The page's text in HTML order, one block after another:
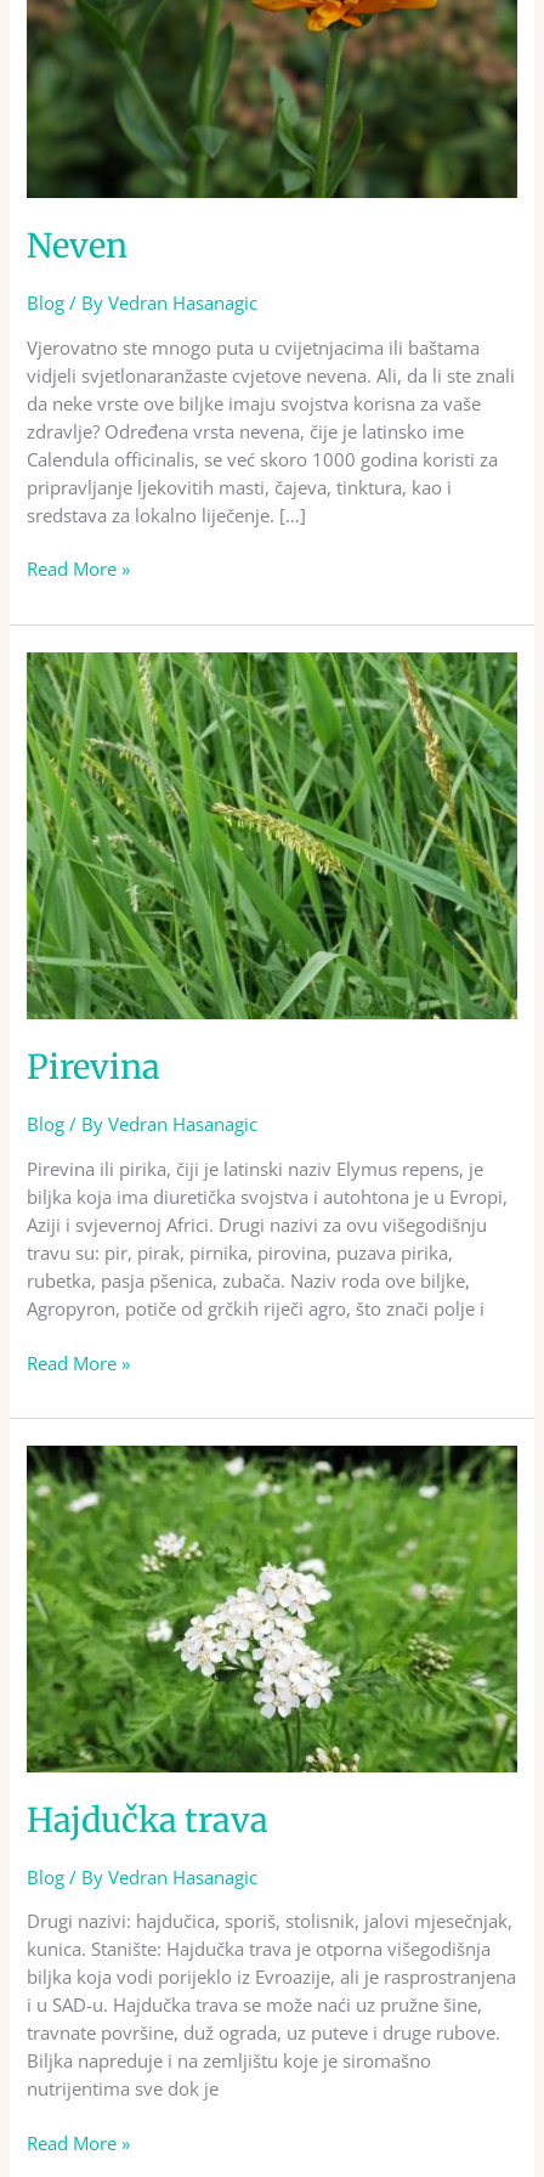
Neven
Blog / ByVedran Hasanagic
Vjerovatno ste mnogo puta u cvijetnjacima ili baštama
vidjeli svjetlonaranžaste cvjetove nevena. Ali, da li ste znali
da neke vrste ove biljke imaju svojstva korisna za vaše
zdravlje? Određena vrsta nevena, čije je latinsko ime
Calendula officinalis, se već skoro 1000 godina koristi za
pripravljanje ljekovitih masti, čajeva, tinktura, kao i
sredstava za lokalno liječenje. […]
Read More »
Pirevina
Blog / ByVedran Hasanagic
Pirevina ili pirika, čiji je latinski naziv Elymus repens, je
biljka koja ima diuretička svojstva i autohtona je u Evropi,
Aziji i svjevernoj Africi. Drugi nazivi za ovu višegodišnju
travu su: pir, pirak, pirnika, pirovina, puzava pirika,
rubetka, pasja pšenica, zubača. Naziv roda ove biljke,
Agropyron, potiče od grčkih riječi agro, što znači polje i
Pirevina
Read More »
Hajdučka trava
Blog / ByVedran Hasanagic
Drugi nazivi: hajdučica, sporiš, stolisnik, jalovi mjesečnjak,
kunica. Stanište: Hajdučka trava je otporna višegodišnja
biljka koja vodi porijeklo iz Evroazije, ali je rasprostranjena
i u SAD-u. Hajdučka trava se može naći uz pružne šine,
travnate površine, duž ograda, uz puteve i druge rubove.
Biljka napreduje i na zemljištu koje je siromašno
nutrijentima sve dok je
Hajdučka
trava
Read More »